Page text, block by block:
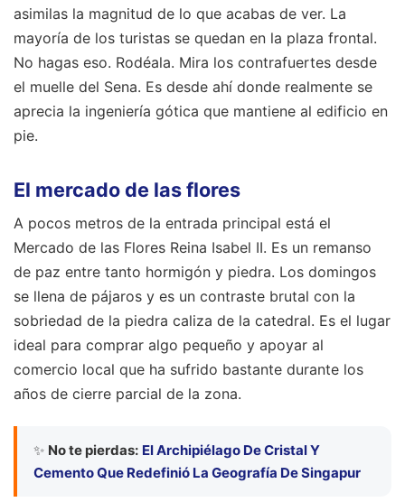
asimilas la magnitud de lo que acabas de ver. La
mayoría de los turistas se quedan en la plaza frontal.
No hagas eso. Rodéala. Mira los contrafuertes desde
el muelle del Sena. Es desde ahí donde realmente se
aprecia la ingeniería gótica que mantiene al edificio en
pie.
El mercado de las flores
A pocos metros de la entrada principal está el
Mercado de las Flores Reina Isabel II. Es un remanso
de paz entre tanto hormigón y piedra. Los domingos
se llena de pájaros y es un contraste brutal con la
sobriedad de la piedra caliza de la catedral. Es el lugar
ideal para comprar algo pequeño y apoyar al
comercio local que ha sufrido bastante durante los
años de cierre parcial de la zona.
✨ No te pierdas: El Archipiélago De Cristal Y
Cemento Que Redefinió La Geografía De Singapur